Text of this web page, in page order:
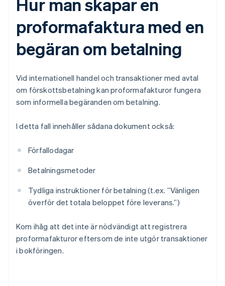
Hur man skapar en
proformafaktura med en
begäran om betalning
Vid internationell handel och transaktioner med avtal
om förskottsbetalning kan proformafakturor fungera
som informella begäranden om betalning.
I detta fall innehåller sådana dokument också:
Förfallodagar
Betalningsmetoder
Tydliga instruktioner för betalning (t.ex. ”Vänligen
överför det totala beloppet före leverans.”)
Kom ihåg att det inte är nödvändigt att registrera
proformafakturor eftersom de inte utgör transaktioner
i bokföringen.